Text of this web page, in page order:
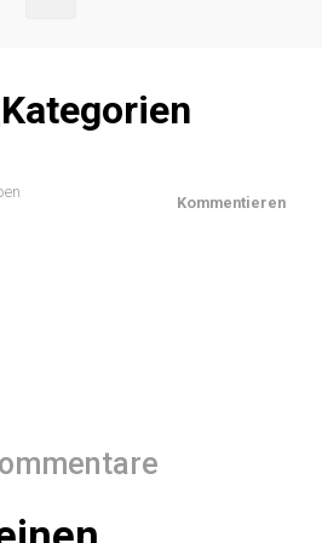
Kommentieren